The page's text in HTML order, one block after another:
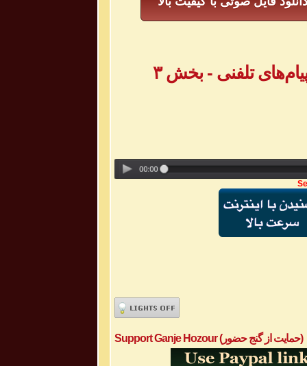
Support Ganje Hozour (حمایت از گنج حضور)